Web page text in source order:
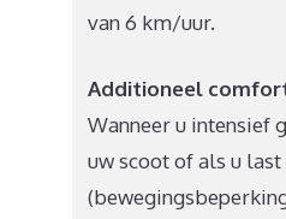
van 6 km/uur.
Additioneel
Wanneer u intensief
uw scoot of als u